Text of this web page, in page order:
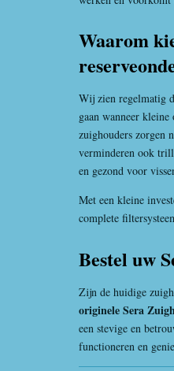
Waarom
Wij zien regelmatig
gaan wanneer
zuighouders zorgen
verminderen ook
en gezond voor
Met een kleine
complete
Bestel uw
Zijn de huidige
originele Sera
een stevige en
functioneren en